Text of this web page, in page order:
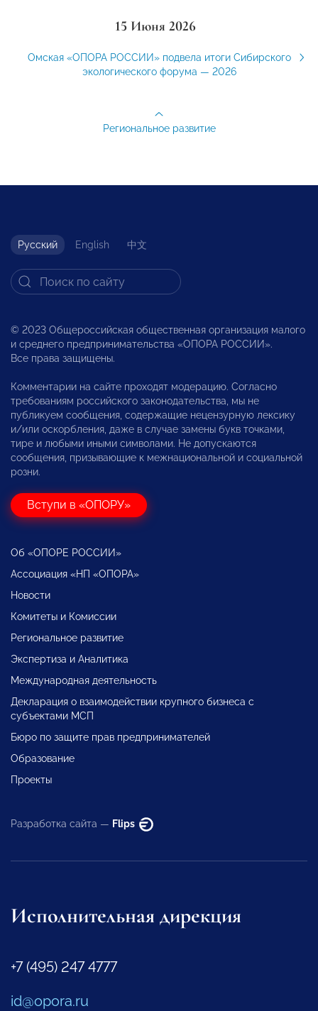
15 Июня 2026
Омская «ОПОРА РОССИИ» подвела итоги Сибирского
экологического форума — 2026
Региональное развитие
Русский English 中文
© 2023 Общероссийская общественная организация малого
и среднего предпринимательства «ОПОРА РОССИИ».
Все права защищены.
Комментарии на сайте проходят модерацию. Согласно
требованиям российского законодательства, мы не
публикуем сообщения, содержащие нецензурную лексику
и/или оскорбления, даже в случае замены букв точками,
тире и любыми иными символами. Не допускаются
сообщения, призывающие к межнациональной и социальной
розни.
Вступи в «ОПОРУ»
Об «ОПОРЕ РОССИИ»
Ассоциация «НП «ОПОРА»
Новости
Комитеты и Комиссии
Региональное развитие
Экспертиза и Аналитика
Международная деятельность
Декларация о взаимодействии крупного бизнеса с
субъектами МСП
Бюро по защите прав предпринимателей
Образование
Проекты
Разработка сайта — Flips
Исполнительная дирекция
+7 (495) 247 4777
id@opora.ru